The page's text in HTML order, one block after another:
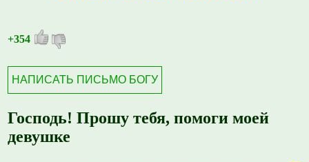
+354
НАПИСАТЬ ПИСЬМО БОГУ
Господь! Прошу тебя, помоги моей
девушке